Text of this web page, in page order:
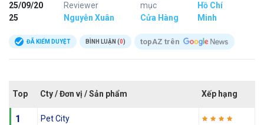
25/09/20
25
Reviewer
Nguyễn Xuân
mục
Cửa Hàng
Hồ Chí
Minh
ĐÃ KIỂM DUYỆT BÌNH LUẬN (0) topAZ trên
Top Cty / Đơn vị / Sản phẩm Xếp hạng
1 Pet City